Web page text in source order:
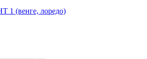
1 (венге, лоредо)